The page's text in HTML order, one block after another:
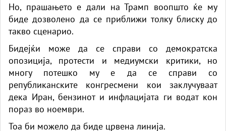
Но, прашањето е дали на Трамп воопшто ќе му
биде дозволено да се приближи толку блиску до
такво сценарио.
Бидејќи може да се справи со демократска
опозиција, протести и медиумски критики, но
многу потешко му е да се справи со
републиканските конгресмени кои заклучуваат
дека Иран, бензинот и инфлацијата ги водат кон
пораз во ноември.
Тоа би можело да биде црвена линија.